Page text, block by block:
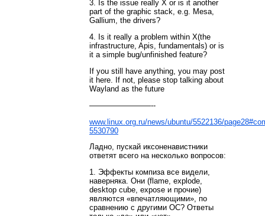
3. Is the issue really X or is it another
part of the graphic stack, e.g. Mesa,
Gallium, the drivers?
4. Is it really a problem within X(the
infrastructure, Apis, fundamentals) or is
it a simple bug/unfinished feature?
If you still have anything, you may post
it here. If not, please stop talking about
Wayland as the future
————————--
www.linux.org.ru/news/ubuntu/5522136/
5530790
Ладно, пускай иксоненавистники
ответят всего на несколько вопросов:
1. Эффекты компиза все видели,
наверняка. Они (flame, explode,
desktop cube, expose и прочие)
являются «впечатляющими», по
сравнению с другими ОС? Ответы